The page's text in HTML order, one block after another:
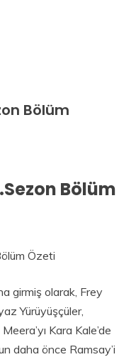
Bölüm
Bölüm
Özeti
girmiş olarak, Frey
Yürüyüşçüler,
Kara Kale’de
daha önce Ramsay’i